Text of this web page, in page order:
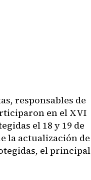
responsables de
en el XVI
el 18 y 19 de
la actualización de
el principal